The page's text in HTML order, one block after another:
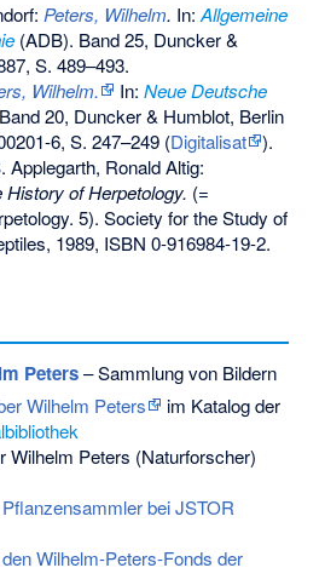
Peters, Wilhelm. In:Allgemeine
(ADB). Band 25, Duncker &
S. 489–493.
Wilhelm. In: Neue Deutsche
20, Duncker & Humblot, Berlin
6, S. 247–249 (Digitalisat
).
Applegarth, Ronald Altig:
History of Herpetology. (=
5). Society for the Study of
1989, ISBN 0-916984-19-2.
Peters– Sammlung von Bildern
Wilhelm Peters
im Katalog der
Wilhelm Peters (Naturforscher)
bei JSTOR
Wilhelm-Peters-Fonds der